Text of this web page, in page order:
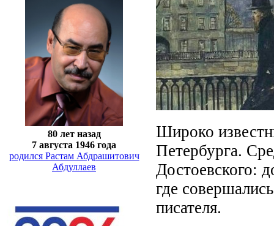
80 лет назад
7 августа 1946 года
родился Растам Абдрашитович
Абдуллаев
Широко
Петербурга.
Достоевского:
где
писателя.